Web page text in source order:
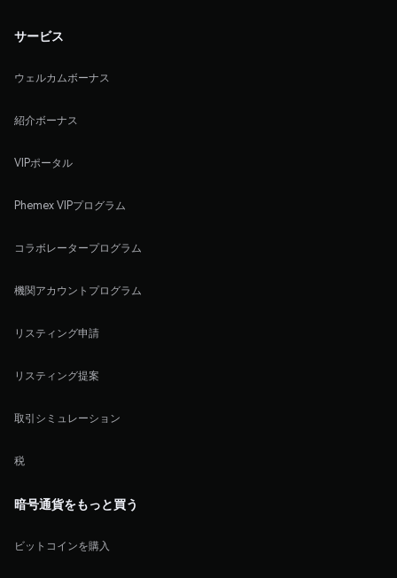
サービス
ウェルカムボーナス
紹介ボーナス
VIPポータル
Phemex VIPプログラム
コラボレータープログラム
機関アカウントプログラム
リスティング申請
リスティング提案
取引シミュレーション
税
暗号通貨をもっと買う
ビットコインを購入